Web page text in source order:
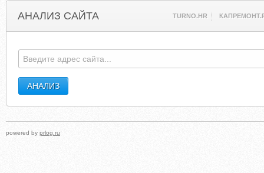
АНАЛИЗ САЙТА TURNO.HR
powered by prlog.ru